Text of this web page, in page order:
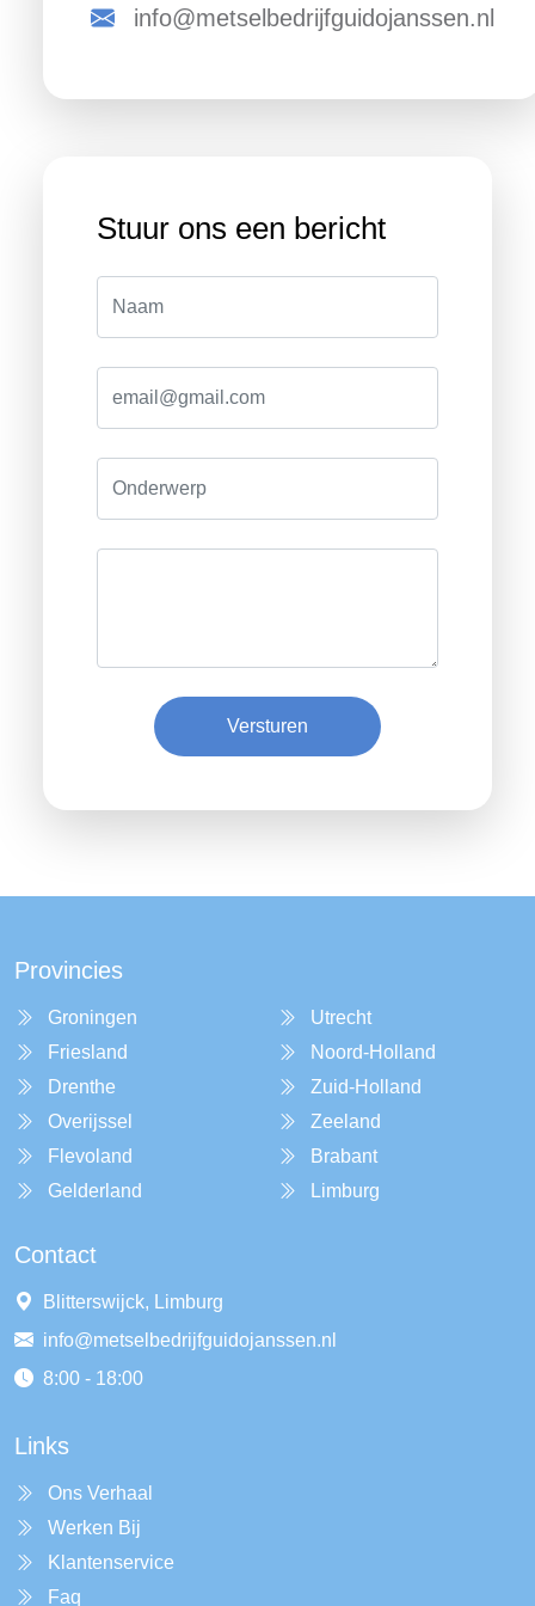
info@metselbedrijfguidojanssen.nl
Stuur ons een bericht
Versturen
Provincies
Groningen
Friesland
Drenthe
Overijssel
Flevoland
Gelderland
Utrecht
Noord-Holland
Zuid-Holland
Zeeland
Brabant
Limburg
Contact
Blitterswijck, Limburg
info@metselbedrijfguidojanssen.nl
8:00 - 18:00
Links
Ons Verhaal
Werken Bij
Klantenservice
Faq